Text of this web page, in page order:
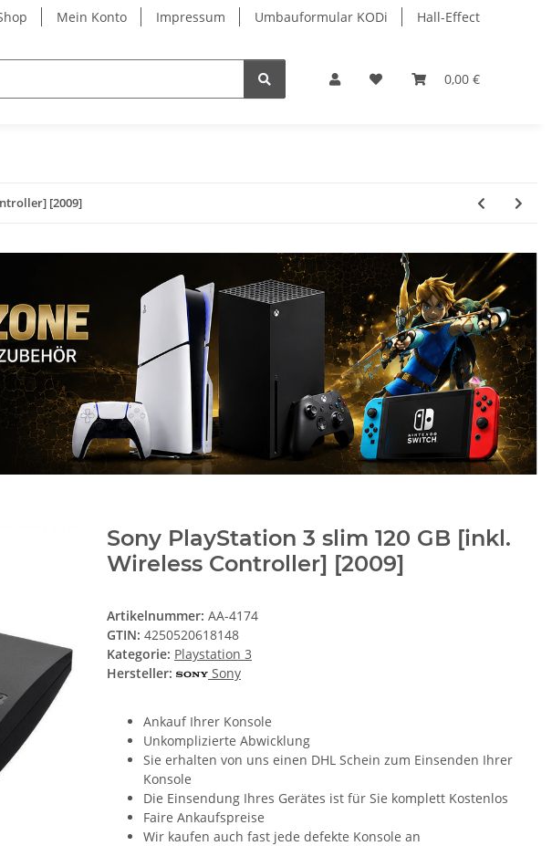
Mein Konto Impressum Umbauformular KODi Hall-Effect
0,00 €
[2009]
Sony PlayStation 3 slim 120 GB [inkl.
Wireless Controller] [2009]
Artikelnummer: AA-4174
GTIN: 4250520618148
Kategorie: Playstation 3
Hersteller:
Sony
Ankauf Ihrer Konsole
Unkomplizierte Abwicklung
Sie erhalten von uns einen DHL Schein zum Einsenden Ihrer
Konsole
Die Einsendung Ihres Gerätes ist für Sie komplett Kostenlos
Faire Ankaufspreise
Wir kaufen auch fast jede defekte Konsole an